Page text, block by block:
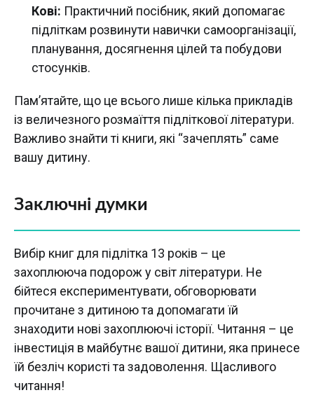
Кові: Практичний посібник, який допомагає
підліткам розвинути навички самоорганізації,
планування, досягнення цілей та побудови
стосунків.
Пам’ятайте, що це всього лише кілька прикладів
із величезного розмаїття підліткової літератури.
Важливо знайти ті книги, які “зачеплять” саме
вашу дитину.
Заключні думки
Вибір книг для підлітка 13 років – це
захоплююча подорож у світ літератури. Не
бійтеся експериментувати, обговорювати
прочитане з дитиною та допомагати їй
знаходити нові захоплюючі історії. Читання – це
інвестиція в майбутнє вашої дитини, яка принесе
їй безліч користі та задоволення. Щасливого
читання!